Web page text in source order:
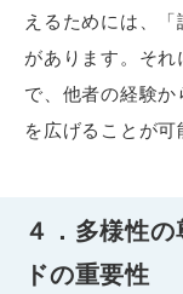
えるためには、
があります。そ
で、他者の経験
を広げることが可
４．多様性
ドの重要性